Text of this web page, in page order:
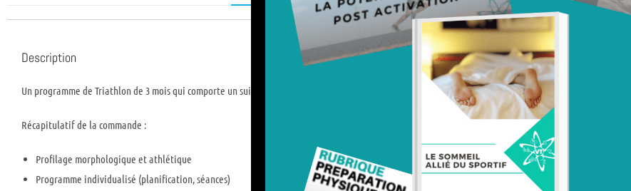
Description
Un programme de Triathlon de 3 mois qui comporte un suivi personnalisé et très spécifique pour atteindre au mieux vos objectifs avec des résultats à la
Récapitulatif de la commande :
Profilage morphologique et athlétique
Programme individualisé (planification, séances)